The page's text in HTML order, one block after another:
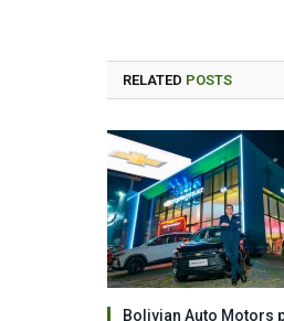
RELATED POSTS
Bolivian Auto Motors